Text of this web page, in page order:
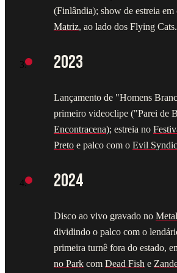
(Finlândia); show de estreia em
Matriz, ao lado dos Flying Cats.
2023
Lançamento de "Homens
primeiro videoclipe ("Parei de
Encontracena); estreia no
Preto e palco com o Evil
2024
Disco ao vivo gravado no
dividindo o palco com o
primeira turnê fora do estado,
no Park com Dead Fish e